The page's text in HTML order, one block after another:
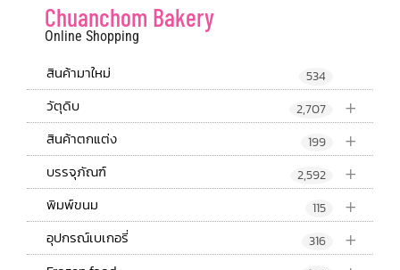
Chuanchom Bakery
Online Shopping
สินค้ามาใหม่ 534
+
วัตุดิบ 2,707
+
สินค้าตกแต่ง 199
+
บรรจุภัณฑ์ 2,592
+
พิมพ์ขนม 115
+
อุปกรณ์เบเกอรี่ 316